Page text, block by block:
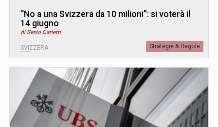
“No a una Svizzera da 10 milioni”: si voterà il
14 giugno
di Senio Carletti
SVIZZERA Strategie & Regole